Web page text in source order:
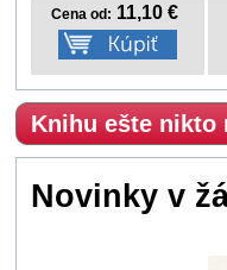
Cena od: 11,10 €
Knihu ešte nikto
Novinky v